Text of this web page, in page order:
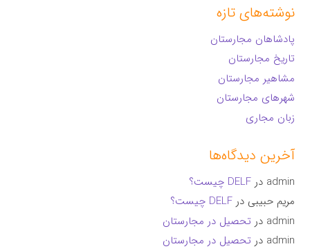
نوشته‌های تازه
پادشاهان مجارستان
تاریخ مجارستان
مشاهیر مجارستان
شهرهای مجارستان
زبان مجاری
آخرین دیدگاه‌ها
admin درDELF چیست؟
مریم حبیبی درDELF چیست؟
admin در تحصیل در مجارستان
admin در تحصیل در مجارستان